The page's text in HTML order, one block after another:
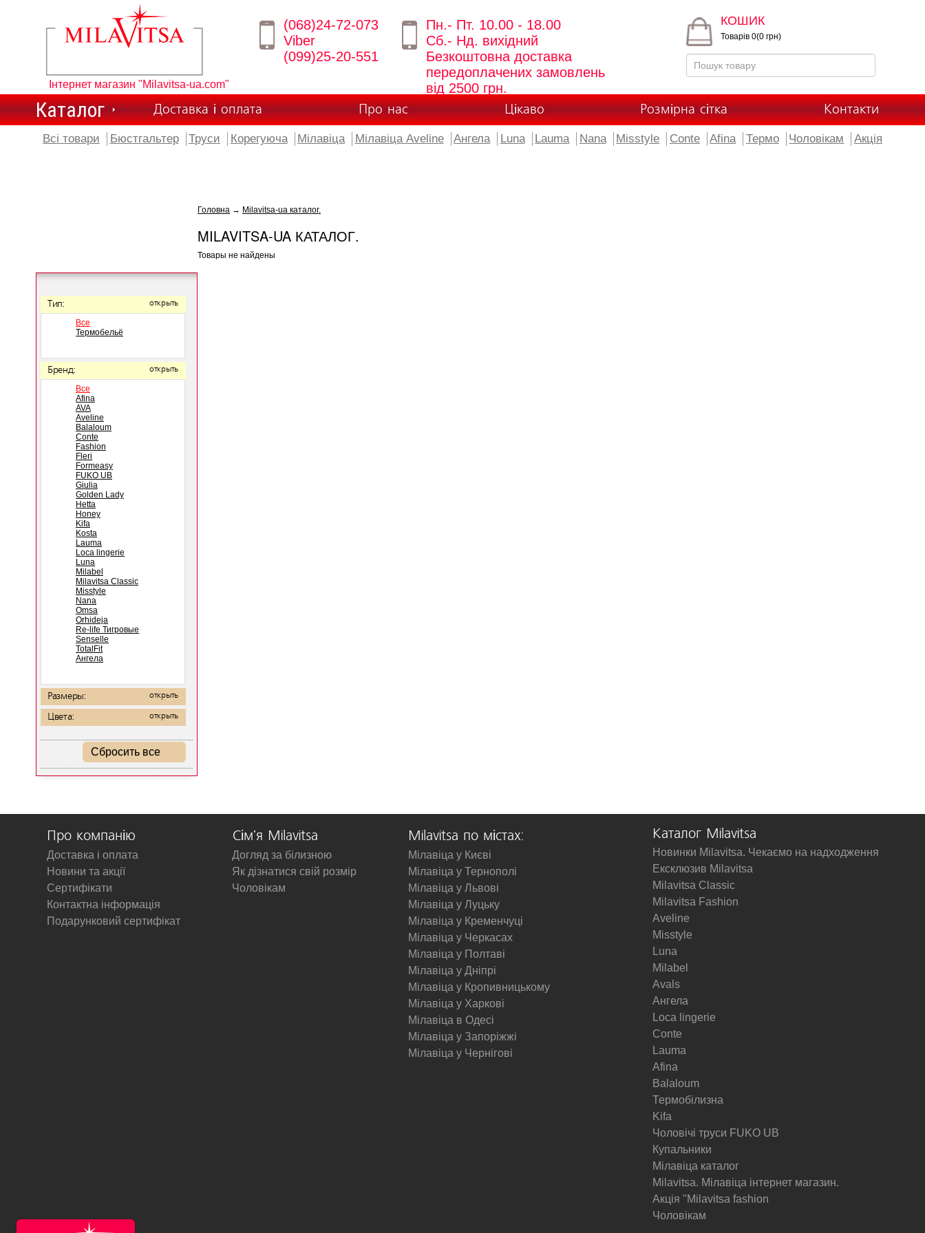
Інтернет магазин "Milavitsa-ua.com"
(068)24-72-073
Viber
(099)25-20-551
Пн.- Пт. 10.00 - 18.00
Сб.- Нд. вихідний
Безкоштовна доставка
передоплачених замовлень
від 2500 грн.
КОШИК
Товарів 0(0 грн)
Каталог Доставка і оплата Про нас Цікаво Розмірна сітка Контакти
Всі товари Бюстгальтер Труси Корегуюча Мілавіца Мілавіца Aveline Ангела Luna Lauma Nana Misstyle Conte Afina Термо Чоловікам Акція
Тип: открыть
Все
Термобельё
Бренд: открыть
Все
Afina
AVA
Aveline
Balaloum
Conte
Fashion
Fleri
Formeasy
FUKO UB
Giulia
Golden Lady
Hetta
Honey
Kifa
Kosta
Lauma
Loca lingerie
Luna
Milabel
Milavitsa Classic
Misstyle
Nana
Omsa
Orhideja
Re-life Тигровые
Senselle
TotalFit
Ангела
Размеры: открыть
Цвета: открыть
Сбросить все
Головна → Milavitsa-ua каталог.
MILAVITSA-UA КАТАЛОГ.
Товары не найдены
Про компанію
Доставка і оплата
Новини та акції
Сертифікати
Контактна інформація
Подарунковий сертифікат
Сім'я Milavitsa
Догляд за білизною
Як дізнатися свій розмір
Чоловікам
Milavitsa по містах:
Мілавіца у Києві
Мілавіца у Тернополі
Мілавіца у Львові
Мілавіца у Луцьку
Мілавіца у Кременчуці
Мілавіца у Черкасах
Мілавіца у Полтаві
Мілавіца у Дніпрі
Мілавіца у Кропивницькому
Мілавіца у Харкові
Мілавіца в Одесі
Мілавіца у Запоріжжі
Мілавіца у Чернігові
Каталог Milavitsa
Новинки Milavitsa. Чекаємо на надходження
Ексклюзив Milavitsa
Milavitsa Classic
Milavitsa Fashion
Aveline
Misstyle
Luna
Milabel
Avals
Ангела
Loca lingerie
Conte
Lauma
Afina
Balaloum
Термобілизна
Kifa
Чоловічі труси FUKO UB
Купальники
Мілавіца каталог
Milavitsa. Мілавіца інтернет магазин.
Акція "Milavitsa fashion
Чоловікам